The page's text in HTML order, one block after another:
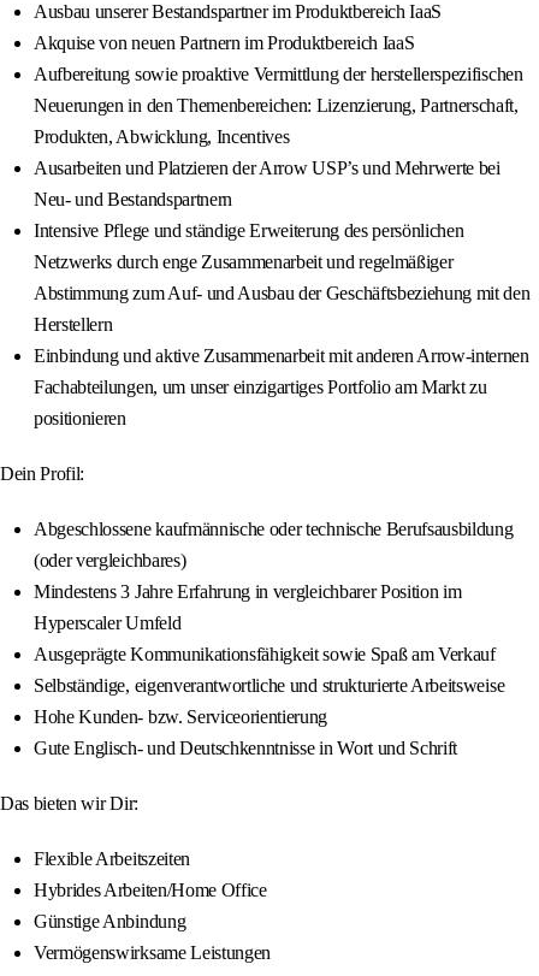
Ausbau unserer Bestandspartner im Produktbereich IaaS
Akquise von neuen Partnern im Produktbereich IaaS
Aufbereitung sowie proaktive Vermittlung der herstellerspezifischen
Neuerungen in den Themenbereichen: Lizenzierung, Partnerschaft,
Produkten, Abwicklung, Incentives
Ausarbeiten und Platzieren der Arrow USP’s und Mehrwerte bei
Neu- und Bestandspartnern
Intensive Pflege und ständige Erweiterung des persönlichen
Netzwerks durch enge Zusammenarbeit und regelmäßiger
Abstimmung zum Auf- und Ausbau der Geschäftsbeziehung mit den
Herstellern
Einbindung und aktive Zusammenarbeit mit anderen Arrow-internen
Fachabteilungen, um unser einzigartiges Portfolio am Markt zu
positionieren
Dein Profil:
Abgeschlossene kaufmännische oder technische Berufsausbildung
(oder vergleichbares)
Mindestens 3 Jahre Erfahrung in vergleichbarer Position im
Hyperscaler Umfeld
Ausgeprägte Kommunikationsfähigkeit sowie Spaß am Verkauf
Selbständige, eigenverantwortliche und strukturierte Arbeitsweise
Hohe Kunden- bzw. Serviceorientierung
Gute Englisch- und Deutschkenntnisse in Wort und Schrift
Das bieten wir Dir:
Flexible Arbeitszeiten
Hybrides Arbeiten/Home Office
Günstige Anbindung
Vermögenswirksame Leistungen